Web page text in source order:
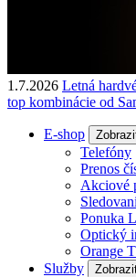
1.7.2026 Letná
top kombinácie od
E-shop
Telefóny
Prenos
Akciové
Ponuka
Optický
Orange
Služby